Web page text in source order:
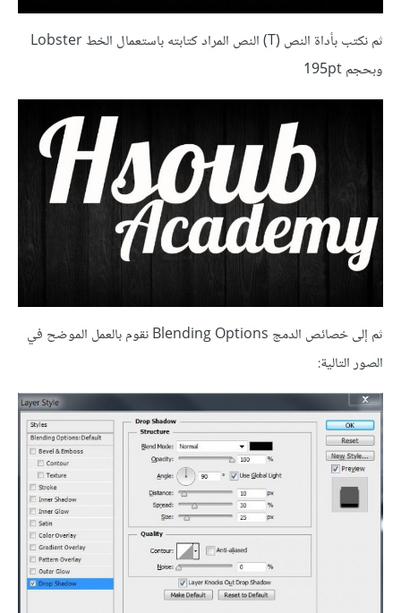
ثم نكتب بأداة النص (T) النص المراد كتابته باستعمال الخط Lobster
وبحجم 195pt
ثم إلى خصائص الدمج Blending Options نقوم بالعمل الموضح في
الصور التالية: